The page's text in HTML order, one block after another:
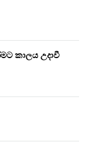
කාලය උදාවී